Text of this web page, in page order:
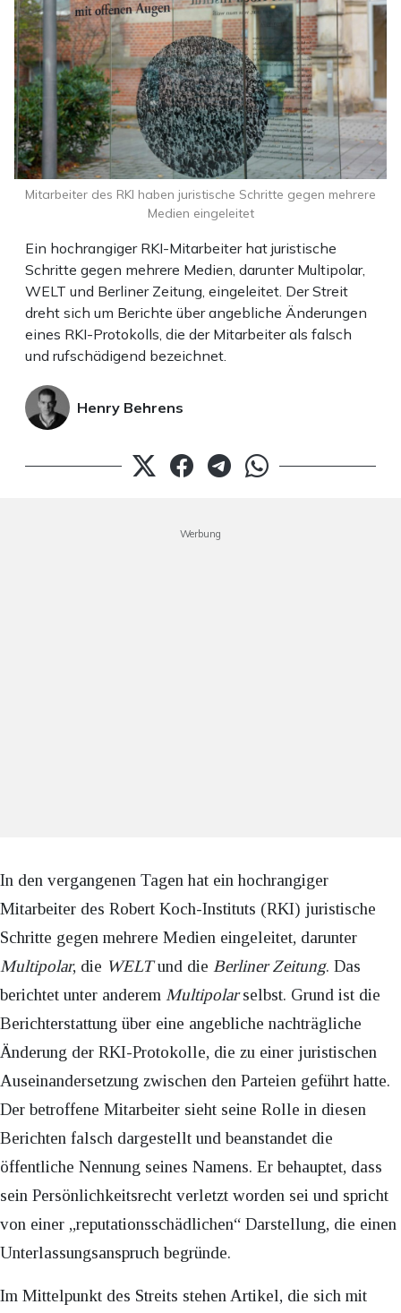
Ein hochrangiger RKI-Mitarbeiter hat juristische
Schritte gegen mehrere Medien, darunter Multipolar,
WELT und Berliner Zeitung, eingeleitet. Der Streit
dreht sich um Berichte über angebliche Änderungen
eines RKI-Protokolls, die der Mitarbeiter als falsch
und rufschädigend bezeichnet.
Henry Behrens
Mitarbeiter des RKI haben juristische Schritte gegen mehrere
Medien eingeleitet
Werbung
In den vergangenen Tagen hat ein hochrangiger
Mitarbeiter des Robert Koch-Instituts (RKI) juristische
Schritte gegen mehrere Medien eingeleitet, darunter
Multipolar, die WELTund die Berliner Zeitung. Das
berichtet unter anderem Multipolarselbst. Grund ist die
Berichterstattung über eine angebliche nachträgliche
Änderung der RKI-Protokolle, die zu einer juristischen
Auseinandersetzung zwischen den Parteien geführt hatte.
Der betroffene Mitarbeiter sieht seine Rolle in diesen
Berichten falsch dargestellt und beanstandet die
öffentliche Nennung seines Namens. Er behauptet, dass
sein Persönlichkeitsrecht verletzt worden sei und spricht
von einer „reputationsschädlichen“ Darstellung, die einen
Unterlassungsanspruch begründe.
Im Mittelpunkt des Streits stehen Artikel, die sich mit